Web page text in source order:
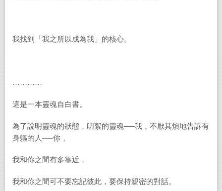
我找到「我之所以成為我」的核心。
…………
這是一本靈魂自白書。
為了說明靈魂的狀態，叨絮的靈魂──我，不厭其煩地告訴有
身軀的人──你，
我和你之間有多靠近，
我和你之間可不要忘記彼此，要保持親密的對話。